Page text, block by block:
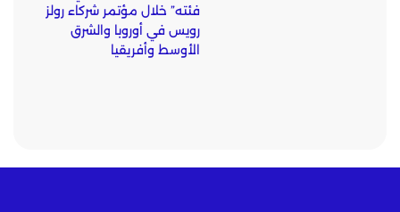
فئته” خلال مؤتمر شركاء رولز
رويس في أوروبا والشرق
الأوسط وأفريقيا